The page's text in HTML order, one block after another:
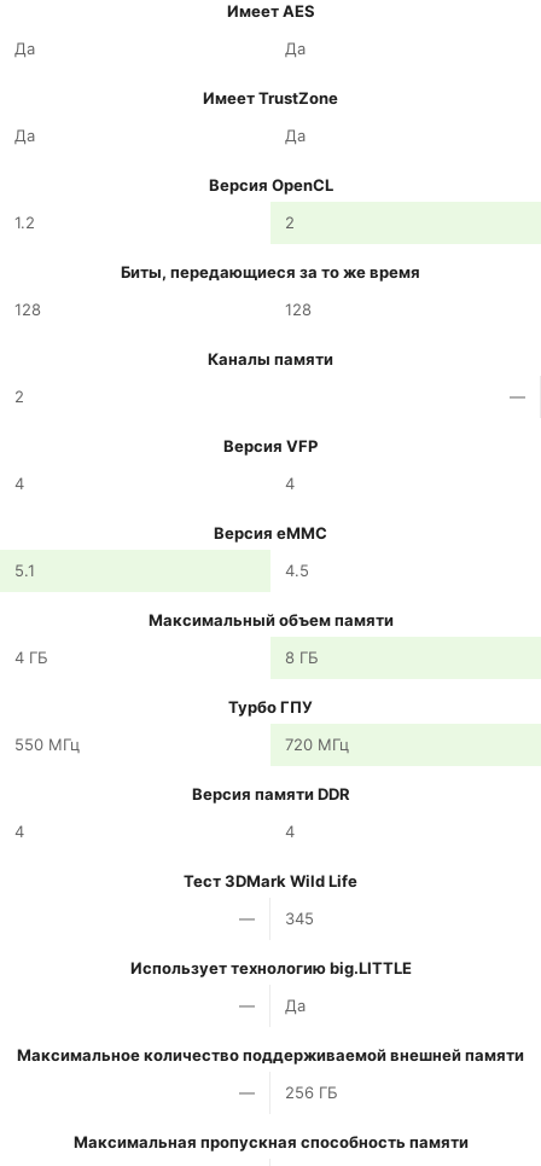
Имеет AES
Да
Да
Имеет TrustZone
Да
Да
Версия OpenCL
1.2
2
Биты, передающиеся за то же время
128
128
Каналы памяти
2
—
Версия VFP
4
4
Версия eMMC
5.1
4.5
Максимальный объем памяти
4 ГБ
8 ГБ
Турбо ГПУ
550 МГц
720 МГц
Версия памяти DDR
4
4
Тест 3DMark Wild Life
—
345
Использует технологию big.LITTLE
—
Да
Максимальное количество поддерживаемой внешней памяти
—
256 ГБ
Максимальная пропускная способность памяти